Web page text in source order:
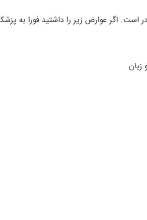
است. اگر عوارض زیر را داشتید فورا به